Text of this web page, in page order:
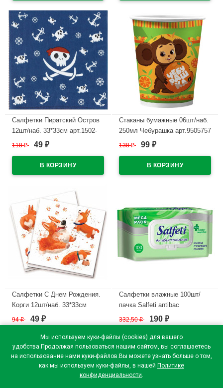
Мы используем куки-файлы (cookies) для вашего
удобства.Продолжая пользоваться нашим сайтом, вы соглашаетесь
на использование нами куки-файлов.Вы можете узнать больше о том,
как мы используем куки-файлы, в нашей Политике
конфиденциальности.
Салфетки Пиратский Остров
12шт/наб. 33*33см арт.1502-
118₽ 49 ₽
Стаканы бумажные 06шт/наб.
250мл Чебурашка арт.9505757
В наличии
138₽ 99 ₽
Салфетки С Днем Рождения.
Корги 12шт/наб. 33*33см
арт.6077730
В наличии
94₽ 49 ₽
Салфетки влажные 100шт/
пачка Salfeti antibac
антибактериальные с
крышкой (Ст.16)
В наличии
332,50₽ 190 ₽